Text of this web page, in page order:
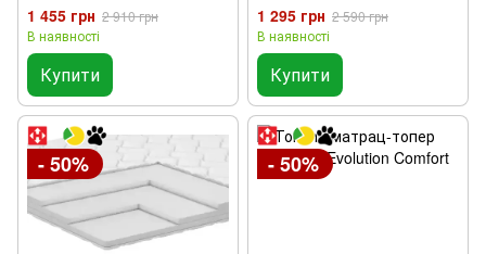
1 455 грн 2 910 грн
В наявності
Купити
1 295 грн 2 590 грн
В наявності
Купити
- 50% - 50%